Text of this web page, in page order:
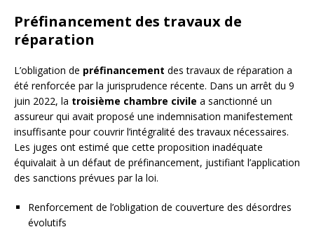
Préfinancement des travaux de
réparation
L’obligation de préfinancement des travaux de réparation a
été renforcée par la jurisprudence récente. Dans un arrêt du 9
juin 2022, la troisième chambre civile a sanctionné un
assureur qui avait proposé une indemnisation manifestement
insuffisante pour couvrir l’intégralité des travaux nécessaires.
Les juges ont estimé que cette proposition inadéquate
équivalait à un défaut de préfinancement, justifiant l’application
des sanctions prévues par la loi.
Renforcement de l’obligation de couverture des désordres
évolutifs